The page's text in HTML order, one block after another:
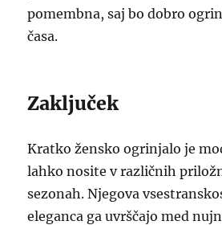
pomembna, saj bo dobro
časa.
Zaključek
Kratko žensko ogrinjalo je
lahko nosite v različnih
sezonah. Njegova
eleganca ga uvrščajo med